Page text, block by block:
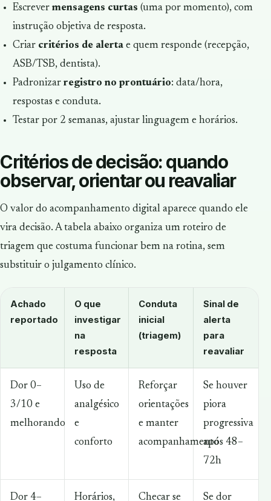
Escrever mensagens curtas (uma por momento), com
instrução objetiva de resposta.
Criar critérios de alertae quem responde (recepção,
ASB/TSB, dentista).
Padronizar registro no prontuário: data/hora,
respostas e conduta.
Testar por 2 semanas, ajustar linguagem e horários.
Critérios de decisão: quando
observar, orientar ou reavaliar
O valor do acompanhamento digital aparece quando ele
vira decisão. A tabela abaixo organiza um roteiro de
triagem que costuma funcionar bem na rotina, sem
substituir o julgamento clínico.
Achado
reportado
O que
investigar
na
resposta
Conduta
inicial
(triagem)
Sinal de
alerta
para
reavaliar
Dor 0–
3/10 e
melhorando
Uso de
analgésico
e
conforto
Reforçar
orientações
e manter
acompanhamento
Se houver
piora
progressiva
após 48–
72h
Dor 4– Horários, Checar se Se dor